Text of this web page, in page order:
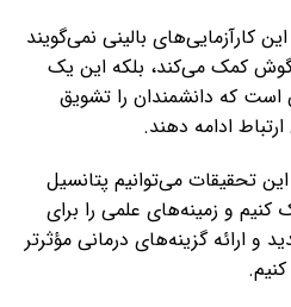
کارآزمایی‌های بالینی نمی‌گویند
گوش کمک می‌کند، بلکه این یک
است که دانشمندان را تشویق
ادامه دهند.
تحقیقات می‌توانیم پتانسیل
کنیم و زمینه‌های علمی را برای
و ارائه گزینه‌های درمانی مؤثرتر